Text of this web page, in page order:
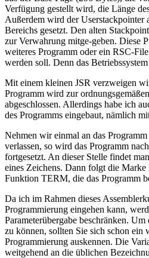
Verfügung gestellt wird, die Länge
Außerdem wird der Userstackpointer
Bereichs gesetzt. Den alten
zur Verwahrung mitge-geben. Diese
weiteres Programm oder ein RSC-
werden soll. Denn das
Mit einem kleinen JSR verzweigen
Programm wird zur
abgeschlossen. Allerdings habe ich
des Programms eingebaut, nämlich
Nehmen wir einmal an das
verlassen, so wird das Programm
fortgesetzt. An dieser Stelle findet
eines Zeichens. Dann folgt die
Funktion TERM, die das Programm
Da ich im Rahmen dieses
Programmierung eingehen kann,
Parameterübergabe beschränken.
zu können, sollten Sie sich schon
Programmierung auskennen. Die
weitgehend an die üblichen